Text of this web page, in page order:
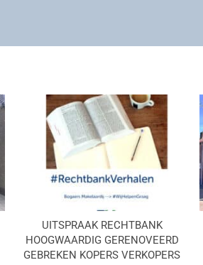
UITSPRAAK RECHTBANK
HOOGWAARDIG GERENOVEERD
GEBREKEN KOPERS VERKOPERS